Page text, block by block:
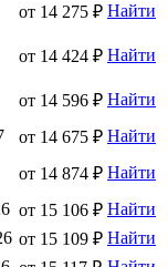
от 14 275 ₽ Найти
от 14 424 ₽ Найти
от 14 596 ₽ Найти
от 14 675 ₽ Найти
от 14 874 ₽ Найти
от 15 106 ₽ Найти
от 15 109 ₽ Найти